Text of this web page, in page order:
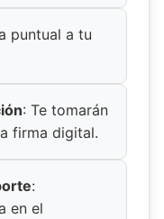
puntual a tu
: Te tomarán
firma digital.
:
en el